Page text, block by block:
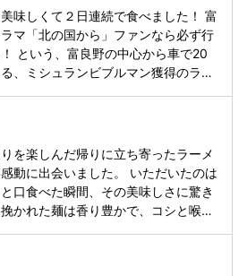
しくて２日連続で食べました！ 富
マ「北の国から」ファンなら必ず行
という、富良野の中心から車で20
、ミシュランビブルマン獲得のラー
の日も、山部で採れた、ネギとほう
。 1日目は、石臼挽中華
の中華そばです。 5年前にも食べま
！ 甘いとしょっぱいが実にいい感じ
ではないかと思うほど、黒いのです
担々麺を食べましたが、これがまた
を楽しんだ帰りに立ち寄ったラーメ
動に出会いました。 いただいたのは
口食べた瞬間、その美味しさに驚き
かれた麺は香り豊かで、コシと喉ご
の衝撃でした。 さらにトッピングに
うれん草とキクラゲを追加。ほうれ